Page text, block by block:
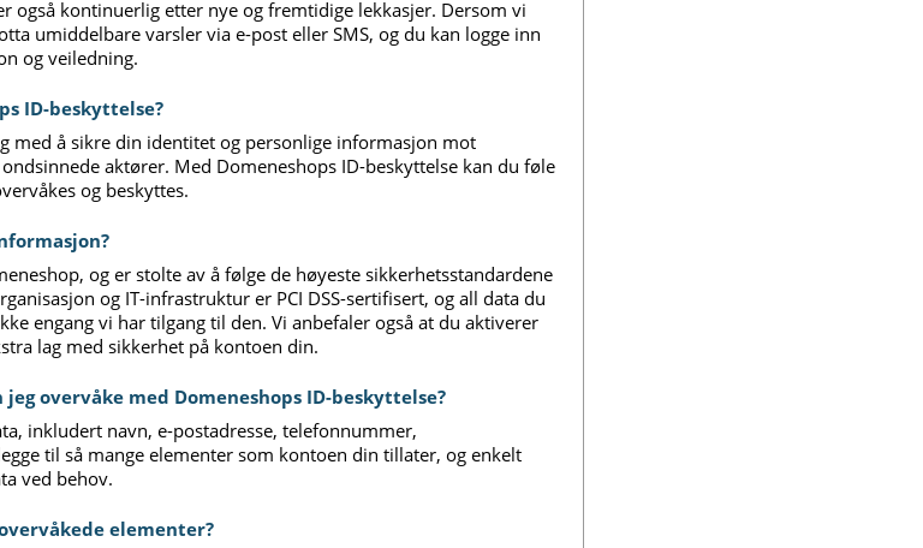
også kontinuerlig etter nye og fremtidige lekkasjer. Dersom vi
umiddelbare varsler via e-post eller SMS, og du kan logge inn
og veiledning.
ID-beskyttelse?
med å sikre din identitet og personlige informasjon mot
aktører. Med Domeneshops ID-beskyttelse kan du føle
og beskyttes.
og er stolte av å følge de høyeste sikkerhetsstandardene
og IT-infrastruktur er PCI DSS-sertifisert, og all data du
engang vi har tilgang til den. Vi anbefaler også at du aktiverer
lag med sikkerhet på kontoen din.
overvåke med Domeneshops ID-beskyttelse?
inkludert navn, e-postadresse, telefonnummer,
til så mange elementer som kontoen din tillater, og enkelt
ved behov.
elementer?